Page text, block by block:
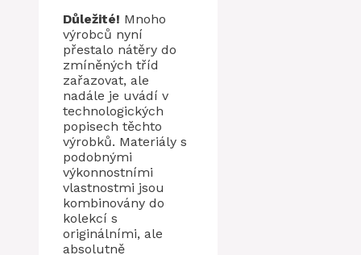
Důležité! Mnoho
výrobců nyní
přestalo nátěry do
zmíněných tříd
zařazovat, ale
nadále je uvádí v
technologických
popisech těchto
výrobků. Materiály s
podobnými
výkonnostními
vlastnostmi jsou
kombinovány do
kolekcí s
originálními, ale
absolutně